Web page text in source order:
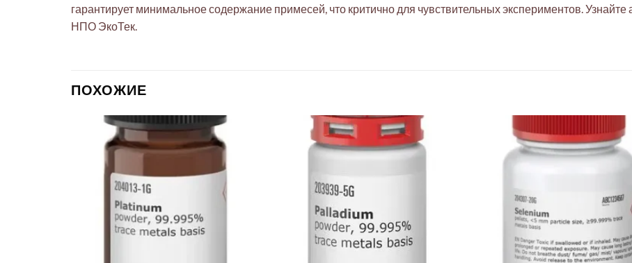
гарантирует минимальное содержание примесей, что критично для чувствительных экспериментов.
НПО ЭкоТек.
ПОХОЖИЕ